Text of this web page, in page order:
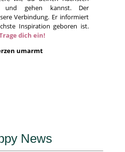
und gehen kannst. Der
Verbindung. Er informiert
Inspiration geboren ist.
dich ein!
umarmt
News